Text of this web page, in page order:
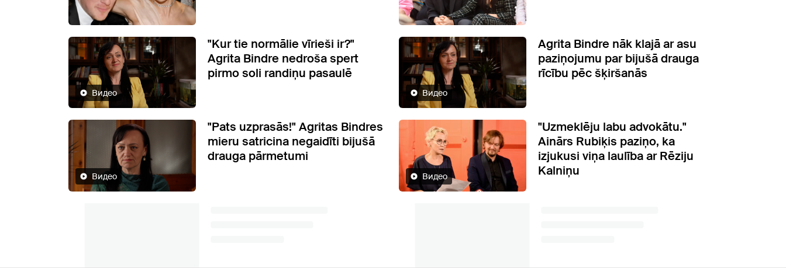
Видео
"Kur tie normālie vīrieši ir?"
Agrita Bindre nedroša spert
pirmo soli randiņu pasaulē
Видео
Agrita Bindre nāk klajā ar asu
paziņojumu par bijušā drauga
rīcību pēc šķiršanās
Видео
"Pats uzprasās!" Agritas Bindres
mieru satricina negaidīti bijušā
drauga pārmetumi
Видео
"Uzmeklēju labu advokātu."
Ainārs Rubiķis paziņo, ka
izjukusi viņa laulība ar Rēziju
Kalniņu